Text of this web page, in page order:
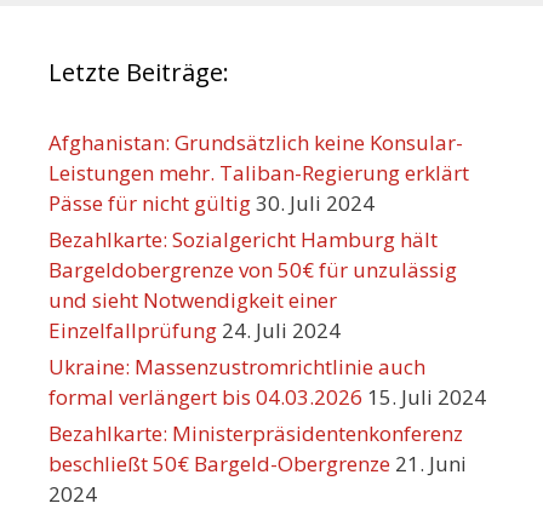
Letzte Beiträge:
Afghanistan: Grundsätzlich keine Konsular-
Leistungen mehr. Taliban-Regierung erklärt
Pässe für nicht gültig30. Juli 2024
Bezahlkarte: Sozialgericht Hamburg hält
Bargeldobergrenze von 50€ für unzulässig
und sieht Notwendigkeit einer
Einzelfallprüfung 24. Juli 2024
Ukraine: Massenzustromrichtlinie auch
formal verlängert bis 04.03.2026 15. Juli 2024
Bezahlkarte: Ministerpräsidentenkonferenz
beschließt 50€ Bargeld-Obergrenze 21. Juni
2024